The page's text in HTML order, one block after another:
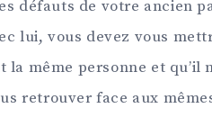
défauts de votre ancien
lui, vous devez vous
même personne et qu’il
retrouver face aux